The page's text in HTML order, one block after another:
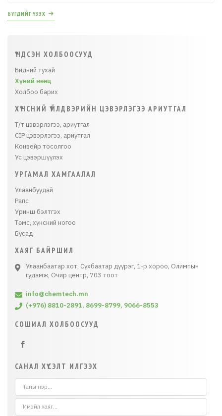
БҮГДИЙГ ҮЗЭХ
ҮНДСЭН ХОЛБООСУУД
Бидний тухай
Хүний нөөц
Холбоо барих
ХҮНСНИЙ ҮЙЛДВЭРИЙН ЦЭВЭРЛЭГЭЭ АРИУТГАЛ
Т/т цэвэрлэгээ, ариутгал
CIP цэвэрлэгээ, ариутгал
Конвейр тосолгоо
Ус цэвэршүүлэх
УРГАМАЛ ХАМГААЛАЛ
Улаанбуудай
Рапс
Уринш бэлтгэх
Төмс, хүнсний ногоо
Бусад
ХАЯГ БАЙРШИЛ
Улаанбаатар хот, Сүхбаатар дүүрэг, 1-р хороо, Олимпын
гудамж, Очир центр, 703 тоот
info@chemtech.mn
(+976) 8810-2891, 8699-8799, 9066-8553
СОШИАЛ ХОЛБООСУУД
САНАЛ ХҮСЭЛТ ИЛГЭЭХ